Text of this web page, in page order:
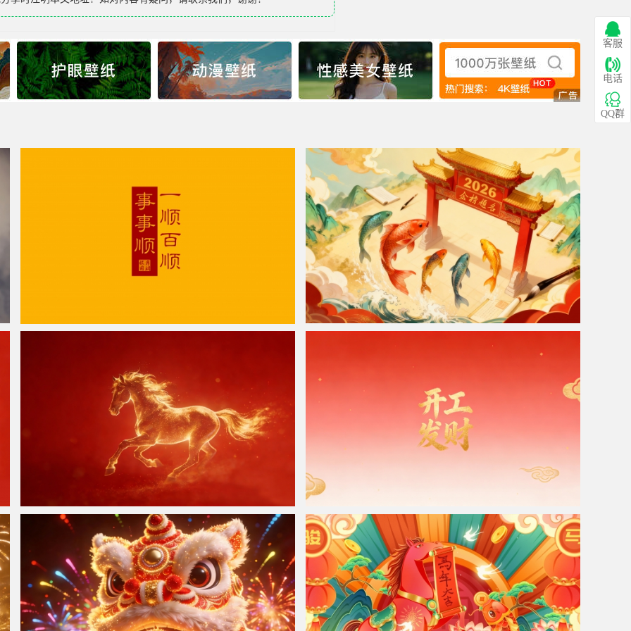
金色骏马 红色背景 高清4K电脑壁纸3840x2160 开工发财 红色喜庆背景 4K壁纸 3840x2160
客服
电话
QQ群